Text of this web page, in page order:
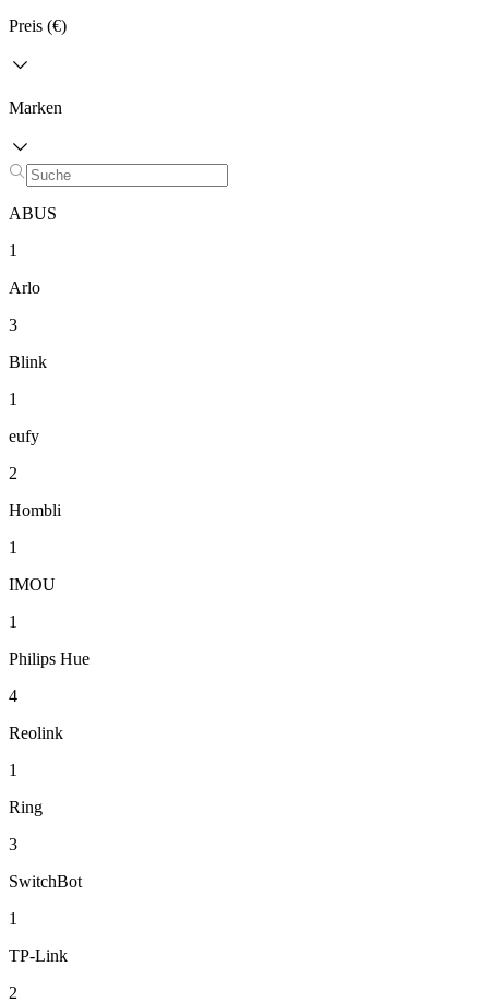
Preis (€)
Marken
ABUS
1
Arlo
3
Blink
1
eufy
2
Hombli
1
IMOU
1
Philips Hue
4
Reolink
1
Ring
3
SwitchBot
1
TP-Link
2